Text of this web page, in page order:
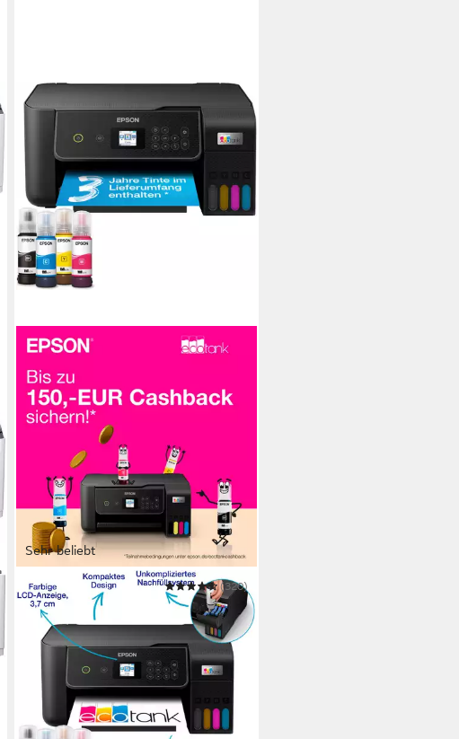
Sehr beliebt
EPSON
EcoTank ET-2870
Multifunktionsdrucker
5760 x 1440 dpi
Auflösung s/w Druck
5760 x 1440 dpi Auflösung Farb Druck
1200 x 2400 dpi Auflösung Scan
(320)
ab 199,90 € UVP269,99 €
-26%
in 2-3 Werktagen bei dir